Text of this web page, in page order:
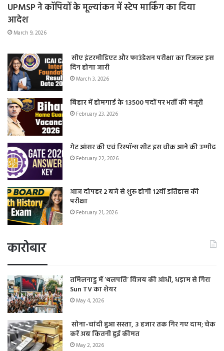
UPMSP ने कॉपियों के मूल्यांकन में स्टेप मार्किंग का दिया
आदेश
March 9, 2026
सीए इंटरमीडिएट और फाउंडेशन परीक्षा का रिजल्ट इस
दिन होगा जारी
March 3, 2026
बिहार में होमगार्ड के 13500 पदों पर भर्ती की मंजूरी
February 23, 2026
गेट आंसर की एवं रिस्पॉन्स शीट इस वीक आने की उम्मीद
February 22, 2026
आज दोपहर 2 बजे से शुरू होगी 12वीं इतिहास की
परीक्षा
February 21, 2026
कारोबार
तमिलनाडु में ‘थलपति’ विजय की आंधी, धड़ाम से गिरा
Sun TV का शेयर
May 4, 2026
सोना-चांदी हुआ सस्ता, 3 हजार तक गिर गए दाम; चेक
करें अब कितनी हुई कीमत
May 2, 2026